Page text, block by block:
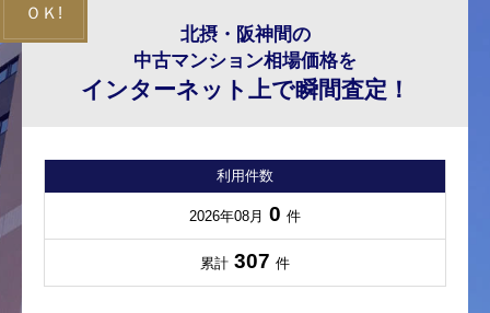
北摂・阪神間の
中古マンション相場価格を
インターネット上で瞬間査定！
利用件数
2026年08月 0 件
累計 307 件